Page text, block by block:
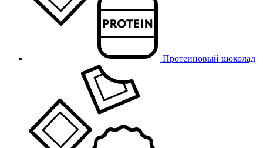
Протеиновый шоколад